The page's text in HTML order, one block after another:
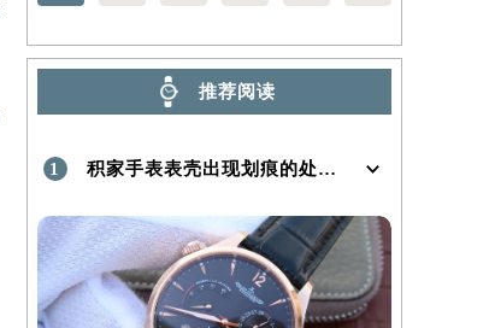
推荐阅读
1 积家手表表壳出现划痕的处理方法是什么！